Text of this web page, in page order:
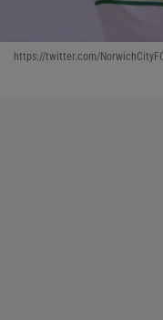
https://twitter.com/